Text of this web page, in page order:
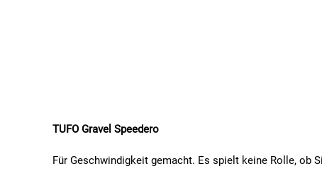
TUFO Gravel Speedero
Für Geschwindigkeit gemacht. Es spielt keine Rolle, ob